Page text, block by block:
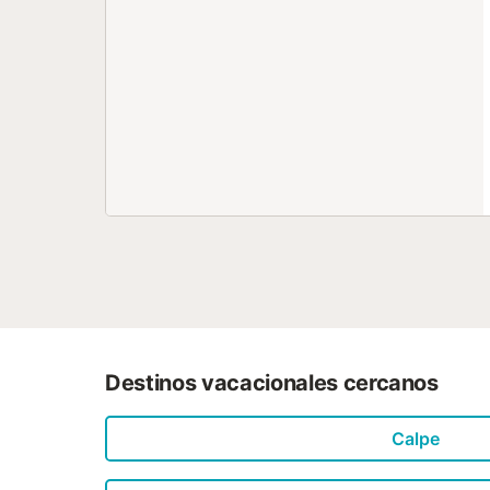
Destinos vacacionales cercanos
Calpe